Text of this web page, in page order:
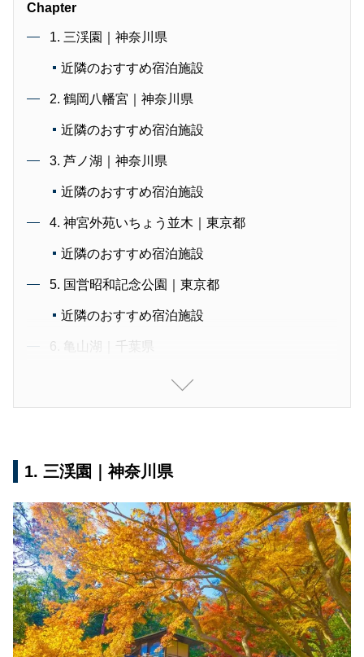
Chapter
1. 三渓園｜神奈川県
近隣のおすすめ宿泊施設
2. 鶴岡八幡宮｜神奈川県
近隣のおすすめ宿泊施設
3. 芦ノ湖｜神奈川県
近隣のおすすめ宿泊施設
4. 神宮外苑いちょう並木｜東京都
近隣のおすすめ宿泊施設
5. 国営昭和記念公園｜東京都
近隣のおすすめ宿泊施設
6. 亀山湖｜千葉県
近隣のおすすめ宿泊施設
7. いろは坂・中禅寺｜栃木県
8. 袋田の滝｜茨城県
近隣のおすすめ宿泊施設
9. 河口湖北岸 もみじ回廊｜山梨県
近隣のおすすめ宿泊施設
1. 三渓園｜神奈川県